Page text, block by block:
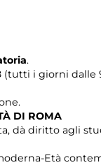
.
i giorni dalle
DI ROMA
dà diritto agli
Età